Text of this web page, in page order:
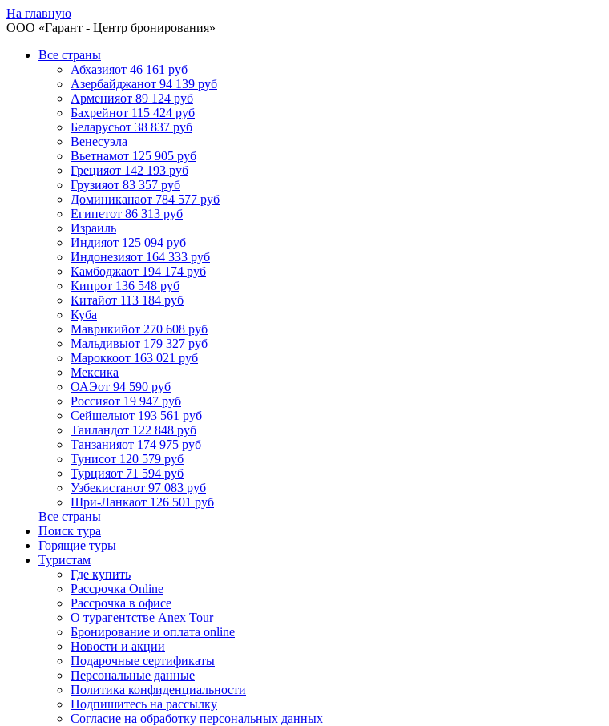
На главную
ООО «Гарант - Центр бронирования»
Все страны
Абхазияот 46 161 руб
Азербайджанот 94 139 руб
Арменияот 89 124 руб
Бахрейнот 115 424 руб
Беларусьот 38 837 руб
Венесуэла
Вьетнамот 125 905 руб
Грецияот 142 193 руб
Грузияот 83 357 руб
Доминиканаот 784 577 руб
Египетот 86 313 руб
Израиль
Индияот 125 094 руб
Индонезияот 164 333 руб
Камбоджаот 194 174 руб
Кипрот 136 548 руб
Китайот 113 184 руб
Куба
Маврикийот 270 608 руб
Мальдивыот 179 327 руб
Мароккоот 163 021 руб
Мексика
ОАЭот 94 590 руб
Россияот 19 947 руб
Сейшелыот 193 561 руб
Таиландот 122 848 руб
Танзанияот 174 975 руб
Тунисот 120 579 руб
Турцияот 71 594 руб
Узбекистанот 97 083 руб
Шри-Ланкаот 126 501 руб
Все страны
Поиск тура
Горящие туры
Туристам
Где купить
Рассрочка Online
Рассрочка в офисе
О турагентстве Anex Tour
Бронирование и оплата online
Новости и акции
Подарочные сертификаты
Персональные данные
Политика конфиденциальности
Подпишитесь на рассылку
Согласие на обработку персональных данных